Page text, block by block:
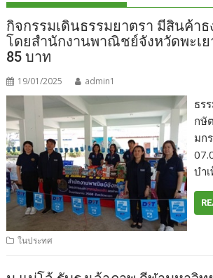
กิจกรรมเดินธรรมยาตรา มีสินค้าธ
โดยสำนักงานพาณิชย์จังหวัดพะเย
85 บาท
19/01/2025 admin1
ธร
กษั
มก
บำ
ในประทศ